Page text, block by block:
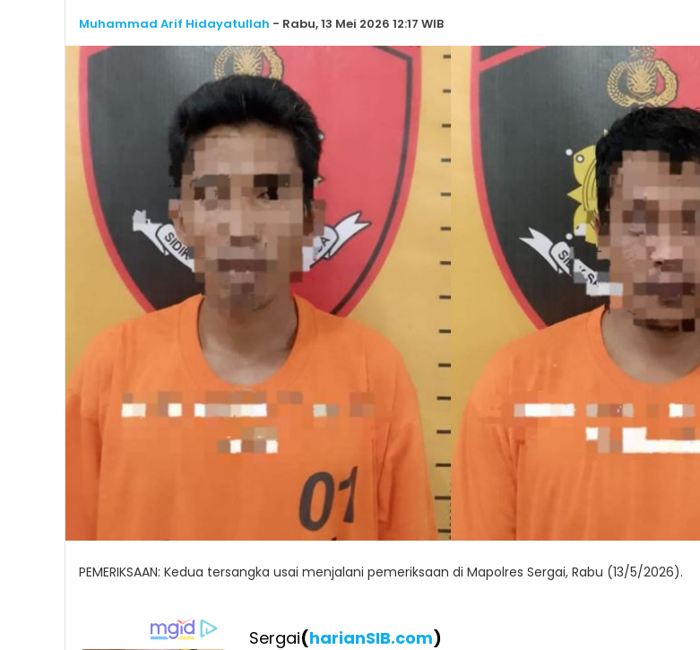
Muhammad Arif Hidayatullah - Rabu, 13 Mei 2026 12:17 WIB
PEMERIKSAAN: Kedua tersangka usai menjalani pemeriksaan di Mapolres Sergai, Rabu (13/5/2026).
Sergai(harianSIB.com)